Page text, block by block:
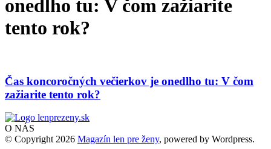
onedlho tu: V čom zažiarite
tento rok?
Čas koncoročných večierkov je onedlho tu: V čom
zažiarite tento rok?
O NÁS
© Copyright 2026 Magazín len pre ženy, powered by Wordpress.